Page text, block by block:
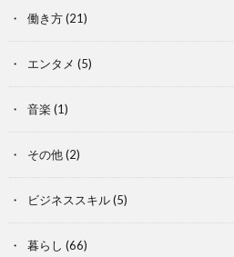
働き方(21)
エンタメ (5)
音楽 (1)
その他(2)
ビジネススキル(5)
暮らし (66)